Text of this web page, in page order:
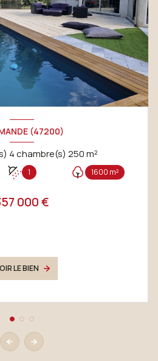
(47200)
Villa 8 pièce(s) 4 chambre(s) 250 m²
1 1600 m²
000 €
LE BIEN